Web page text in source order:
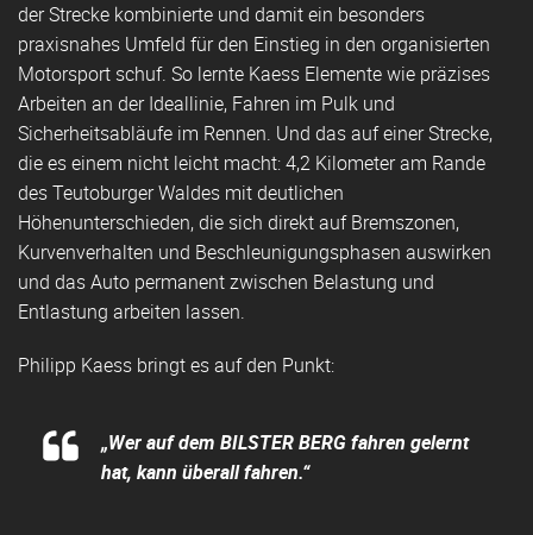
der Strecke kombinierte und damit ein besonders
praxisnahes Umfeld für den Einstieg in den organisierten
Motorsport schuf. So lernte Kaess Elemente wie präzises
Arbeiten an der Ideallinie, Fahren im Pulk und
Sicherheitsabläufe im Rennen. Und das auf einer Strecke,
die es einem nicht leicht macht: 4,2 Kilometer am Rande
des Teutoburger Waldes mit deutlichen
Höhenunterschieden, die sich direkt auf Bremszonen,
Kurvenverhalten und Beschleunigungsphasen auswirken
und das Auto permanent zwischen Belastung und
Entlastung arbeiten lassen.
Philipp Kaess bringt es auf den Punkt:
„Wer auf dem BILSTER BERG fahren gelernt
hat, kann überall fahren.“